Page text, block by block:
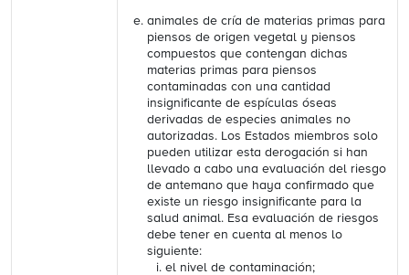
animales de cría de materias primas para
piensos de origen vegetal y piensos
compuestos que contengan dichas
materias primas para piensos
contaminadas con una cantidad
insignificante de espículas óseas
derivadas de especies animales no
autorizadas. Los Estados miembros solo
pueden utilizar esta derogación si han
llevado a cabo una evaluación del riesgo
de antemano que haya confirmado que
existe un riesgo insignificante para la
salud animal. Esa evaluación de riesgos
debe tener en cuenta al menos lo
siguiente:
el nivel de contaminación;